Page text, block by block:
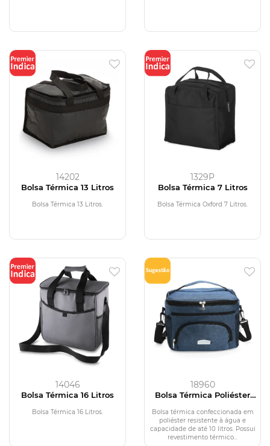
14202
Bolsa Térmica 13 Litros
Bolsa Térmica 13 Litros.
1329P
Bolsa Térmica 7 Litros
Bolsa Térmica Oxford 7 Litros.
14046
Bolsa Térmica 16 Litros
Bolsa Térmica 16 Litros.
18960
Bolsa Térmica Poliéster
Bolsa térmica confeccionada em
poliéster resistente à água e
capacidade de até 10 litros. Possui
revestimento térmico...